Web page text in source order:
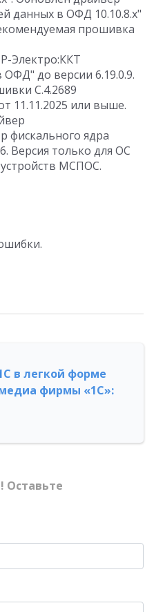
данных в ОФД 10.10.8.х"
прошивка
Электро:ККТ
до версии 6.19.0.9.
C.4.2689
11.11.2025 или выше.
фискального ядра
Версия только для ОС
МСПОС.
в легкой форме
фирмы «1С»:
Оставьте